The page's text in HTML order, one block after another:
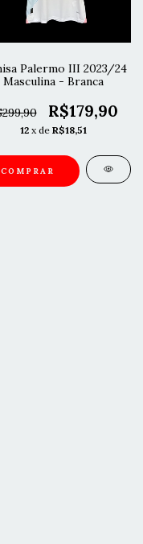
Palermo III 2023/24
Masculina - Branca
R$179,90
12 x de R$18,51
COMPRAR